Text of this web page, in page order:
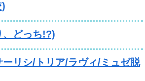
、どっち!?)
ーリシ/トリア/ラヴィ/ミュゼ脱